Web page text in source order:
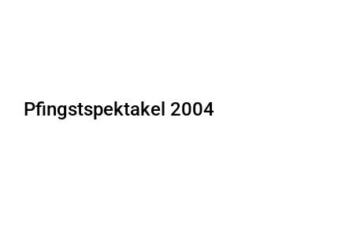
Pfingstspektakel 2004